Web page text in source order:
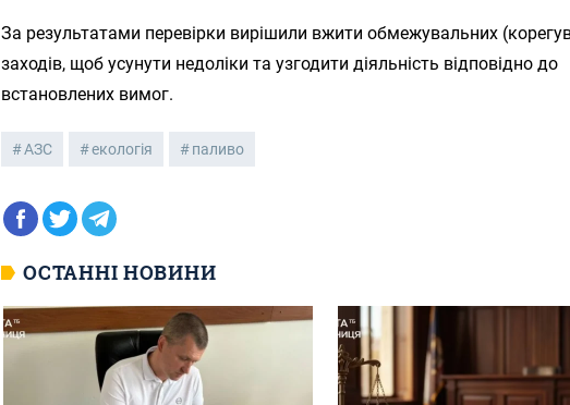
За результатами перевірки вирішили вжити обмежувальних
заходів, щоб усунути недоліки та узгодити діяльність відповідно до
встановлених вимог.
АЗС екологія паливо
ОСТАННІ НОВИНИ